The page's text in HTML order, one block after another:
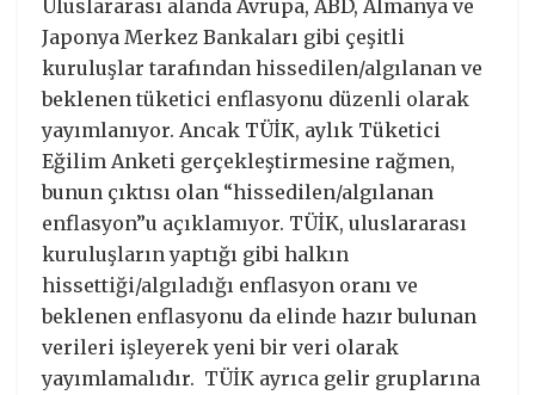
Uluslararası alanda Avrupa, ABD, Almanya ve
Japonya Merkez Bankaları gibi çeşitli
kuruluşlar tarafından hissedilen/algılanan ve
beklenen tüketici enflasyonu düzenli olarak
yayımlanıyor. Ancak TÜİK, aylık Tüketici
Eğilim Anketi gerçekleştirmesine rağmen,
bunun çıktısı olan “hissedilen/algılanan
enflasyon”u açıklamıyor. TÜİK, uluslararası
kuruluşların yaptığı gibi halkın
hissettiği/algıladığı enflasyon oranı ve
beklenen enflasyonu da elinde hazır bulunan
verileri işleyerek yeni bir veri olarak
yayımlamalıdır. TÜİK ayrıca gelir gruplarına